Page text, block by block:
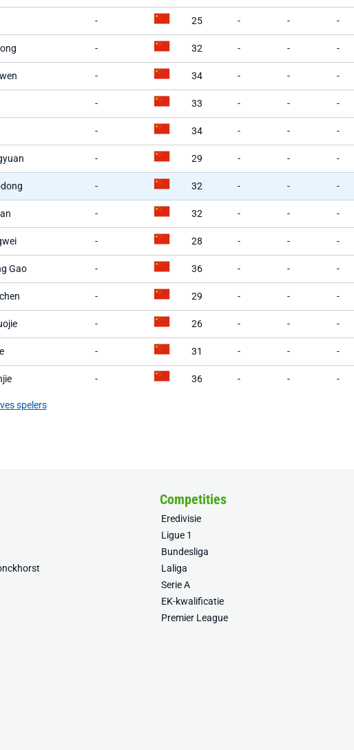
- 25 - - -
- 32 - - -
- 34 - - -
- 33 - - -
- 34 - - -
- 29 - - -
- 32 - - -
- 32 - - -
- 28 - - -
Gao - 36 - - -
- 29 - - -
- 26 - - -
- 31 - - -
- 36 - - -
spelers
Competities
Eredivisie
Ligue 1
Bundesliga
Laliga
Serie A
EK-kwalificatie
Premier League